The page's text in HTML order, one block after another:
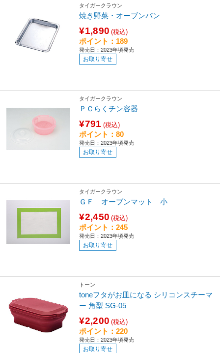
タイガークラウン
焼き野菜・オーブンパン
¥1,890 (税込)
ポイント：189
発売日：2023年頃発売
お取り寄せ
タイガークラウン
ＰＣらくチン容器
¥791 (税込)
ポイント：80
発売日：2023年頃発売
お取り寄せ
タイガークラウン
ＧＦ オーブンマット 小
¥2,450 (税込)
ポイント：245
発売日：2023年頃発売
お取り寄せ
トーン
toneフタがお皿になる シリコンスチーマ
ー 角型 SG-05
¥2,200 (税込)
ポイント：220
発売日：2023年頃発売
お取り寄せ